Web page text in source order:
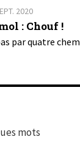
2020
: Chouf !
par quatre
mots